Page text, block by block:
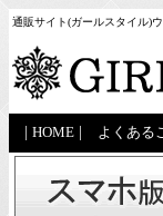
通販サイト(ガールスタイル)
HOME よくある